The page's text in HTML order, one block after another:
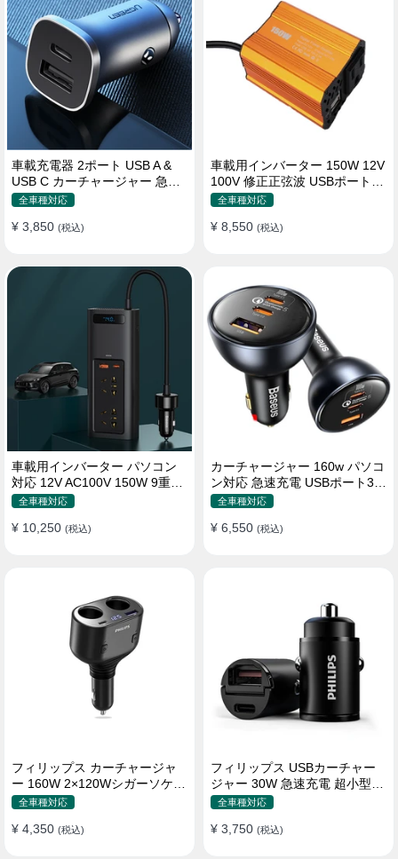
車載充電器 2ポート USB A &
USB C カーチャージャー 急速
充電USB [36W 12V-24V ]
全車種対応
¥ 3,850 (税込)
車載用インバーター 150W 12V
100V 修正正弦波 USBポート2
口 コンバーター 防災用品 チャ
全車種対応
¥ 8,550 (税込)
車載用インバーター パソコン
対応 12V AC100V 150W 9重保
護 ディスプレイ付き 静音タイ
全車種対応
¥ 10,250 (税込)
カーチャージャー 160w パソコ
ン対応 急速充電 USBポート3つ
Type-C シガーソケット
全車種対応
¥ 6,550 (税込)
フィリップス カーチャージャ
ー 160W 2×120Wシガーソケッ
ト おしゃれ
全車種対応
¥ 4,350 (税込)
フィリップス USBカーチャー
ジャー 30W 急速充電 超小型設
計 おしゃれ シガーソケット
全車種対応
¥ 3,750 (税込)